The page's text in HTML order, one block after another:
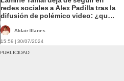
redes sociales a Alex Padilla tras la
difusión de polémico video: ¿qué
Aldair Illanes
15:59 | 30/07/2024